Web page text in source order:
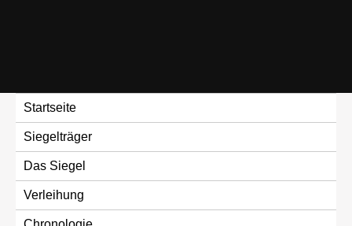
Startseite
Siegelträger
Das Siegel
Verleihung